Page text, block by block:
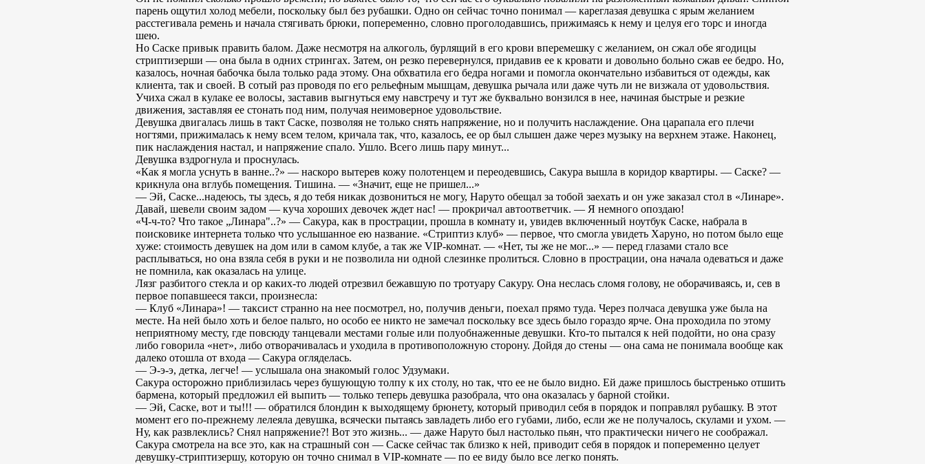
парень ощутил холод мебели, поскольку был без рубашки. Одно он сейчас точно понимал — кареглазая девушка с ярым желанием
расстегивала ремень и начала стягивать брюки, попеременно, словно проголодавшись, прижимаясь к нему и целуя его торс и иногда
шею.
Но Саске привык править балом. Даже несмотря на алкоголь, бурлящий в его крови вперемешку с желанием, он сжал обе ягодицы
стриптизерши — она была в одних стрингах. Затем, он резко перевернулся, придавив ее к кровати и довольно больно сжав ее бедро. Но,
казалось, ночная бабочка была только рада этому. Она обхватила его бедра ногами и помогла окончательно избавиться от одежды, как
клиента, так и своей. В сотый раз проводя по его рельефным мышцам, девушка рычала или даже чуть ли не визжала от удовольствия.
Учиха сжал в кулаке ее волосы, заставив выгнуться ему навстречу и тут же буквально вонзился в нее, начиная быстрые и резкие
движения, заставляя ее стонать под ним, получая неимоверное удовольствие.
Девушка двигалась лишь в такт Саске, позволяя не только снять напряжение, но и получить наслаждение. Она царапала его плечи
ногтями, прижималась к нему всем телом, кричала так, что, казалось, ее ор был слышен даже через музыку на верхнем этаже. Наконец,
пик наслаждения настал, и напряжение спало. Ушло. Всего лишь пару минут...
Девушка вздрогнула и проснулась.
«Как я могла уснуть в ванне..?» — наскоро вытерев кожу полотенцем и переодевшись, Сакура вышла в коридор квартиры. — Саске? —
крикнула она вглубь помещения. Тишина. — «Значит, еще не пришел...»
— Эй, Саске...надеюсь, ты здесь, я до тебя никак дозвониться не могу, Наруто обещал за тобой заехать и он уже заказал стол в «Линаре».
Давай, шевели своим задом — куча хороших девочек ждет нас! — прокричал автоответчик. — Я немного опоздаю!
«Ч-ч-то? Что такое „Линара"..?» — Сакура, как в прострации, прошла в комнату и, увидев включенный ноутбук Саске, набрала в
поисковике интернета только что услышанное ею название. «Стриптиз клуб» — первое, что смогла увидеть Харуно, но потом было еще
хуже: стоимость девушек на дом или в самом клубе, а так же VIP-комнат. — «Нет, ты же не мог...» — перед глазами стало все
расплываться, но она взяла себя в руки и не позволила ни одной слезинке пролиться. Словно в прострации, она начала одеваться и даже
не помнила, как оказалась на улице.
Лязг разбитого стекла и ор каких-то людей отрезвил бежавшую по тротуару Сакуру. Она неслась сломя голову, не оборачиваясь, и, сев в
первое попавшееся такси, произнесла:
— Клуб «Линара»! — таксист странно на нее посмотрел, но, получив деньги, поехал прямо туда. Через полчаса девушка уже была на
месте. На ней было хоть и белое пальто, но особо ее никто не замечал поскольку все здесь было гораздо ярче. Она проходила по этому
неприятному месту, где повсюду танцевали местами голые или полуобнаженные девушки. Кто-то пытался к ней подойти, но она сразу
либо говорила «нет», либо отворачивалась и уходила в противоположную сторону. Дойдя до стены — она сама не понимала вообще как
далеко отошла от входа — Сакура огляделась.
— Э-э-э, детка, легче! — услышала она знакомый голос Удзумаки.
Сакура осторожно приблизилась через бушующую толпу к их столу, но так, что ее не было видно. Ей даже пришлось быстренько отшить
бармена, который предложил ей выпить — только теперь девушка разобрала, что она оказалась у барной стойки.
— Эй, Саске, вот и ты!!! — обратился блондин к выходящему брюнету, который приводил себя в порядок и поправлял рубашку. В этот
момент его по-прежнему лелеяла девушка, всячески пытаясь завладеть либо его губами, либо, если же не получалось, скулами и ухом. —
Ну, как развлеклись? Снял напряжение?! Вот это жизнь... — даже Наруто был настолько пьян, что практически ничего не соображал.
Cакура смотрела на все это, как на страшный сон — Саске сейчас так близко к ней, приводит себя в порядок и попеременно целует
девушку-стриптизершу, которую он точно снимал в VIP-комнате — по ее виду было все легко понять.